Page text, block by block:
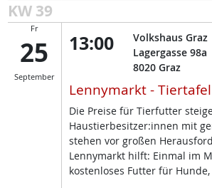
KW 39
Fr
25
September
13:00
Volkshaus Graz
Lagergasse 98a
8020 Graz
Lennymarkt -
Die Preise für Tierfutter
Haustierbesitzer:innen mit
stehen vor großen
Lennymarkt hilft: Einmal im
kostenloses Futter für Hunde,